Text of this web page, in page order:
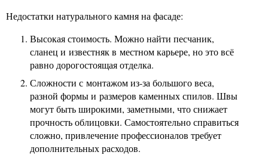
Недостатки натурального камня на фасаде:
Высокая стоимость. Можно найти песчаник,
сланец и известняк в местном карьере, но это всё
равно дорогостоящая отделка.
Сложности с монтажом из-за большого веса,
разной формы и размеров каменных спилов. Швы
могут быть широкими, заметными, что снижает
прочность облицовки. Самостоятельно справиться
сложно, привлечение профессионалов требует
дополнительных расходов.